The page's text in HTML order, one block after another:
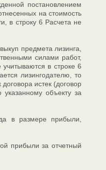
постановлением
на стоимость
в строку 6 Расчета не
предмета лизинга,
силами работ,
в строке 6
лизингодателю, то
истек (договор
объекту за
в размере прибыли,
прибыли за отчетный